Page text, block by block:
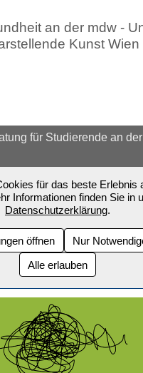
an der mdw -
Kunst Wien
für Studierende an
für das beste Erlebnis
Informationen finden Sie in
Datenschutzerklärung.
öffnen
Nur
Alle erlauben